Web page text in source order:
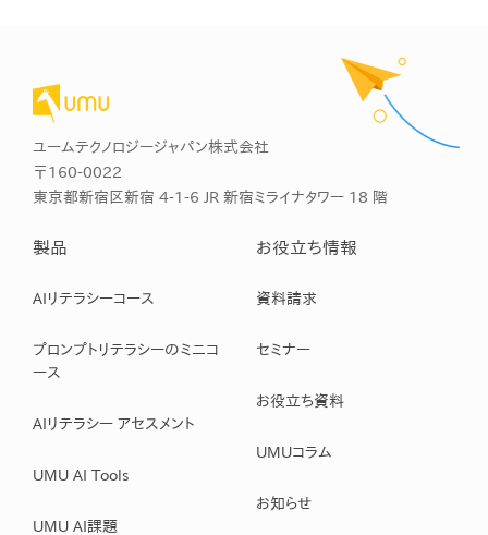
ユームテクノロジージャパン株式会社
〒160-0022
東京都新宿区新宿 4-1-6 JR 新宿ミライナタワー 18 階
製品
AIリテラシーコース
プロンプトリテラシーのミニコ
ース
AIリテラシー アセスメント
UMU AI Tools
UMU AI課題
お役立ち情報
資料請求
セミナー
お役立ち資料
UMUコラム
お知らせ